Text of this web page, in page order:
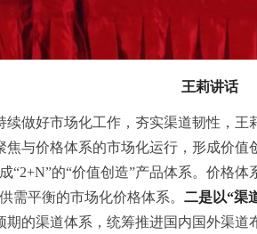
王莉讲话
做好市场化工作，夯实渠道韧性，王
与价格体系的市场化运行，形成价
“2+N”的“价值创造”产品体系。价格
需平衡的市场化价格体系。 二是以“渠
的渠道体系，统筹推进国内国外渠